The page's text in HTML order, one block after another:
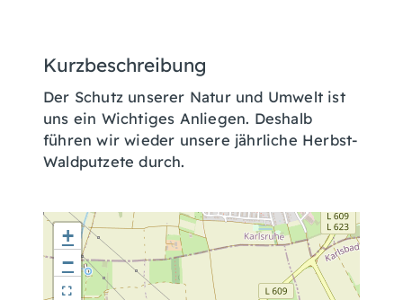
Kurzbeschreibung
Der Schutz unserer Natur und Umwelt ist
uns ein Wichtiges Anliegen. Deshalb
führen wir wieder unsere jährliche Herbst-
Waldputzete durch.
+
−